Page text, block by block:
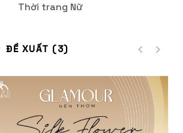
Thời trang Nữ
ĐỀ XUẤT (3)